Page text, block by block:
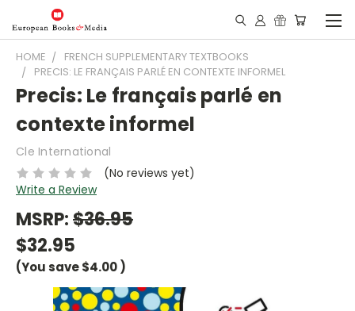
HOME
FRENCH SUPPLEMENTARY TEXTBOOKS
PRECIS: LE FRANÇAIS PARLÉ EN CONTEXTE INFORMEL
Precis: Le français parlé en
contexte informel
Cle International
(No reviews yet)
Write a Review
MSRP:$36.95
$32.95
(You save$4.00)